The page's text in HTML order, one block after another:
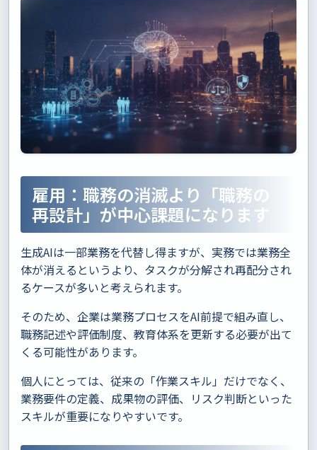
雇用：職務の消滅より「職務の
再設計」が中心課題になります
生成AIは一部業務を代替し得ますが、実務では業務全
体が消えるというより、タスクが分解され再配分され
るケースが多いと考えられます。
そのため、企業は業務プロセスをAI前提で組み直し、
職務記述や評価制度、教育体系を更新する必要が出て
くる可能性があります。
個人にとっては、従来の「作業スキル」だけでなく、
業務要件の定義、成果物の評価、リスク判断といった
スキルが重要になりやすいです。